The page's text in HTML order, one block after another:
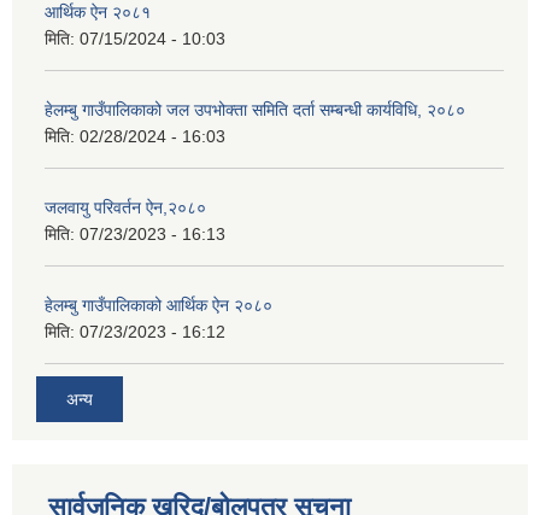
आर्थिक ऐन २०८१
मिति: 07/15/2024 - 10:03
हेलम्बु गाउँपालिकाको जल उपभोक्ता समिति दर्ता सम्बन्धी कार्यविधि, २०८०
मिति: 02/28/2024 - 16:03
जलवायु परिवर्तन ऐन,२०८०
मिति: 07/23/2023 - 16:13
हेलम्बु गाउँपालिकाको आर्थिक ऐन २०८०
मिति: 07/23/2023 - 16:12
अन्य
सार्वजनिक खरिद/बोलपत्र सूचना